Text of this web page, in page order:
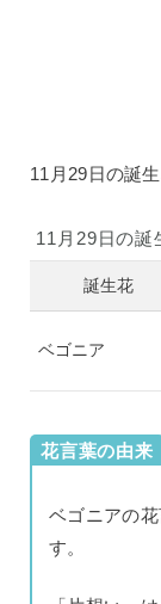
11月29日の誕
11月29日の誕
誕生花
ベゴニア
花言葉の由来
ベゴニアの
す。